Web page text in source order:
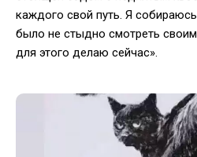
каждого свой путь. Я
было не стыдно смотреть
для этого делаю сейчас».